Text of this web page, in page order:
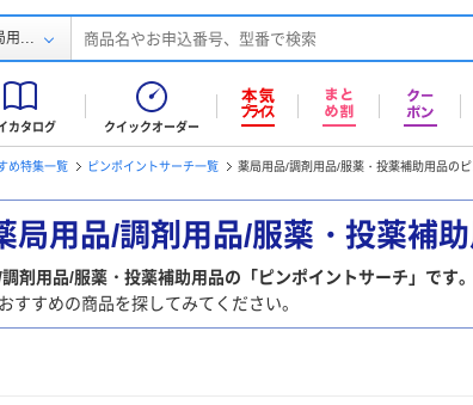
用 ...
カタログ クイックオーダー
め特集一覧 ピンポイントサーチ一覧 薬局用品/調剤用品/服薬・投薬補助用品の
局用品/調剤用品/服薬・投薬補
剤用品/服薬・投薬補助用品の「ピンポイントサーチ」です。
すすめの商品を探してみてください。